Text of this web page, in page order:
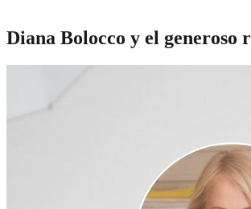
Diana Bolocco y el generoso